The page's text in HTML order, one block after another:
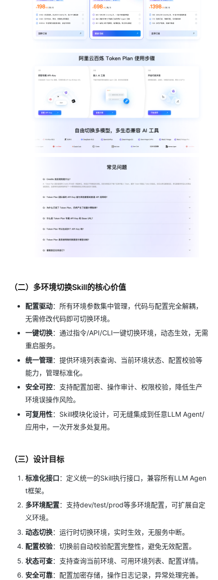
（二）多环境切换Skill的核心价值
配置驱动：所有环境参数集中管理，代码与配置完全解耦，
无需修改代码即可切换环境。
一键切换：通过指令/API/CLI一键切换环境，动态生效，无需
重启服务。
统一管理：提供环境列表查询、当前环境状态、配置校验等
能力，管理标准化。
安全可控：支持配置加密、操作审计、权限校验，降低生产
环境误操作风险。
可复用性：Skill模块化设计，可无缝集成到任意LLM Agent/
应用中，一次开发多处复用。
（三）设计目标
标准化接口：定义统一的Skill执行接口，兼容所有LLM Agen
t框架。
多环境配置：支持dev/test/prod等多环境配置，可扩展自定
义环境。
动态切换：运行时切换环境，实时生效，无服务中断。
配置校验：切换前自动校验配置完整性，避免无效配置。
状态可查：支持查询当前环境、可用环境列表、配置详情。
安全可靠：配置加密存储，操作日志记录，异常处理完善。